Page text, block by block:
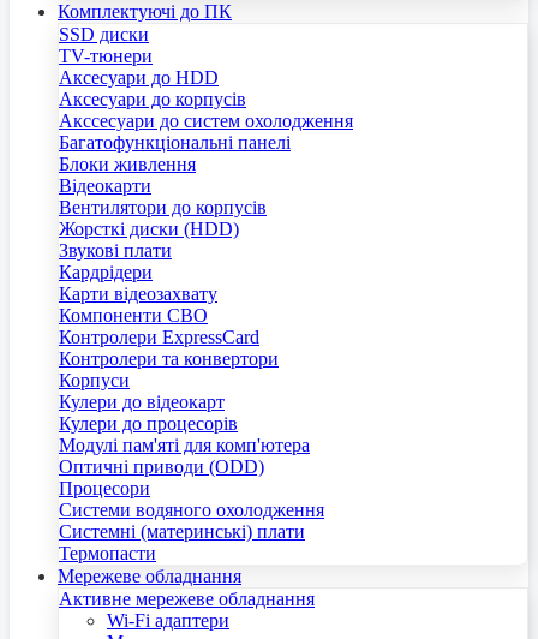
Комплектуючі до ПК
SSD диски
TV-тюнери
Аксесуари до HDD
Аксесуари до корпусів
Акссесуари до систем охолодження
Багатофункціональні панелі
Блоки живлення
Відеокарти
Вентилятори до корпусів
Жорсткі диски (HDD)
Звукові плати
Кардрідери
Карти відеозахвату
Компоненти СВО
Контролери ExpressCard
Контролери та конвертори
Корпуси
Кулери до відеокарт
Кулери до процесорів
Модулі пам'яті для комп'ютера
Оптичні приводи (ODD)
Процесори
Системи водяного охолодження
Системні (материнські) плати
Термопасти
Мережеве обладнання
Активне мережеве обладнання
Wi-Fi адаптери